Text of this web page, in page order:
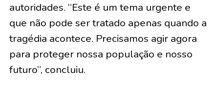
autoridades. “Este é um tema urgente e
que não pode ser tratado apenas quando a
tragédia acontece. Precisamos agir agora
para proteger nossa população e nosso
futuro”, concluiu.